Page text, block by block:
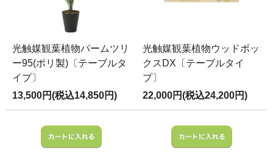
光触媒観葉植物パームツリ
ー95(ポリ製)〔テーブルタ
イプ〕
13,500円(税込14,850円)
光触媒観葉植物ウッドボッ
クスDX〔テーブルタイ
プ〕
22,000円(税込24,200円)